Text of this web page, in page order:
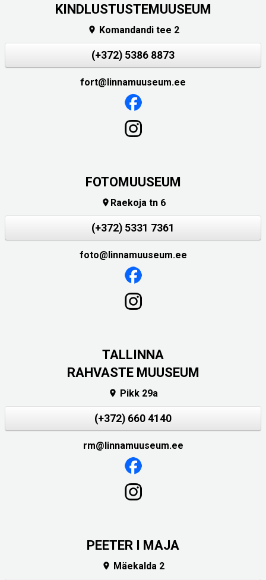
KINDLUSTUSTEMUUSEUM
 Komandandi tee 2
(+372) 5386 8873
fort@linnamuuseum.ee
FOTOMUUSEUM
 Raekoja tn 6
(+372) 5331 7361
foto@linnamuuseum.ee
TALLINNA
RAHVASTE MUUSEUM
 Pikk 29a
(+372) 660 4140
rm@linnamuuseum.ee
PEETER I MAJA
 Mäekalda 2